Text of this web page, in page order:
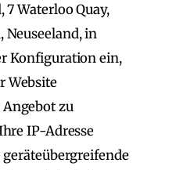
Waterloo Quay,
Neuseeland, in
Konfiguration ein,
Website
zu
IP-Adresse